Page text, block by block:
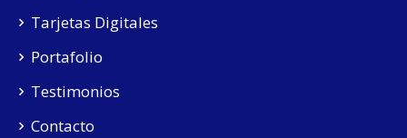
Tarjetas Digitales
Portafolio
Testimonios
Contacto